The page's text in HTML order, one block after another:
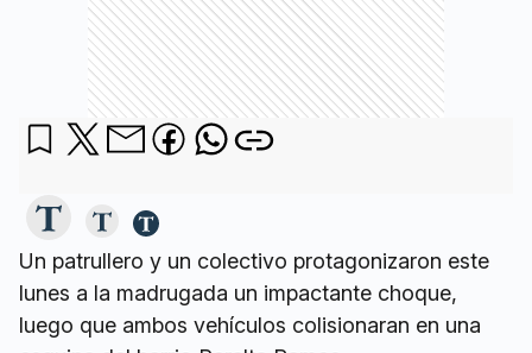
Un patrullero y un colectivo protagonizaron este
lunes a la madrugada un impactante choque,
luego que ambos vehículos colisionaran en una